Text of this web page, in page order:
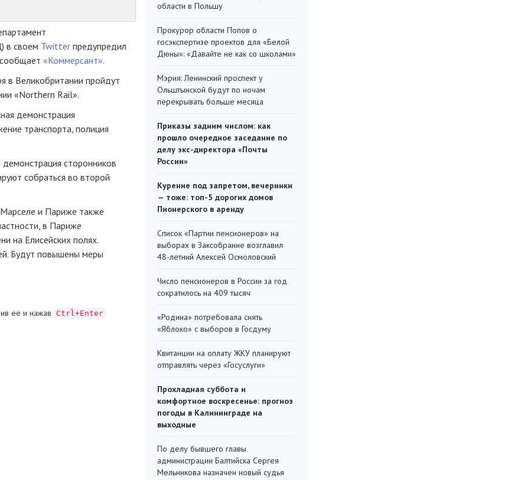
в своем Twitter предупредил
«Коммерсант».
в Великобритании пройдут
«Northern Rail».
демонстрация
транспорта, полиция
сторонников
собраться во второй
и Париже также
в Париже
на Елисейских полях.
Будут повышены меры
ее и нажав Ctrl+Enter
области в Польшу
Прокурор области Попов о
госэкспертизе проектов для «Белой
Дюны»: «Давайте не как со школами»
Мэрия: Ленинский проспект у
Ольштынской будут по ночам
перекрывать больше месяца
Приказы задним числом: как
прошло очередное заседание по
делу экс-директора «Почты
России»
Курение под запретом, вечеринки
— тоже: топ-5 дорогих домов
Пионерского в аренду
Список «Партии пенсионеров» на
выборах в Заксобрание возглавил
48-летний Алексей Осмоловский
Число пенсионеров в России за год
сократилось на 409 тысяч
«Родина» потребовала снять
«Яблоко» с выборов в Госдуму
Квитанции на оплату ЖКУ планируют
отправлять через «Госуслуги»
Прохладная суббота и
комфортное воскресенье: прогноз
погоды в Калининграде на
выходные
По делу бывшего главы
администрации Балтийска Сергея
Мельникова назначен новый судья